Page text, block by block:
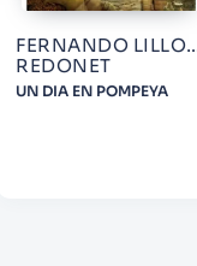
FERNANDO LILLO
REDONET
UN DIA EN POMPEYA